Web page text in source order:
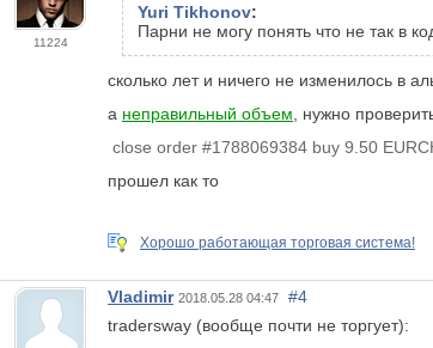
11224
Yuri Tikhonov:
Парни не могу понять что не так в
сколько лет и ничего не изменилось в
а неправильный объем , нужно
close order #1788069384 buy 9.50
прошел как то
Хорошо работающая торговая система!
Vladimir 2018.05.28 04:47
#4
tradersway (вообще почти не торгует):